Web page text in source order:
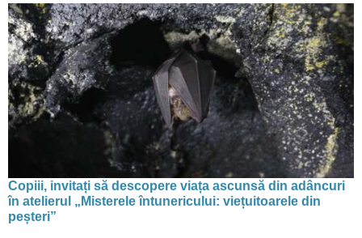
Copiii, invitați să descopere viața ascunsă din adâncuri
în atelierul „Misterele întunericului: viețuitoarele din
peșteri”